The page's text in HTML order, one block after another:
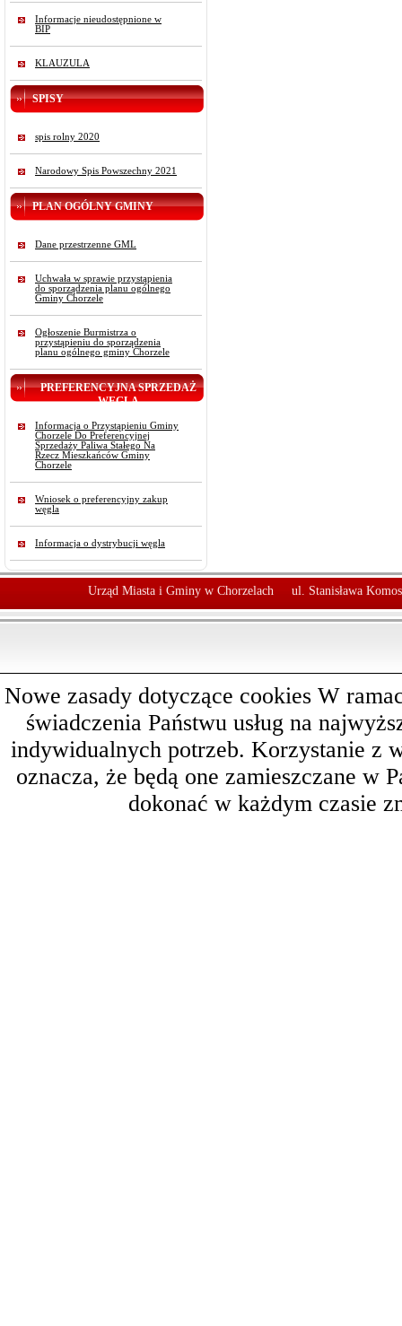
Informacje nieudostępnione w
BIP
KLAUZULA
SPISY
spis rolny 2020
Narodowy Spis Powszechny 2021
PLAN OGÓLNY GMINY
Dane przestrzenne GML
Uchwała w sprawie przystąpienia
do sporządzenia planu ogólnego
Gminy Chorzele
Ogłoszenie Burmistrza o
przystąpieniu do sporządzenia
planu ogólnego gminy Chorzele
PREFERENCYJNA SPRZEDAŻ
WĘGLA
Informacja o Przystąpieniu Gminy
Chorzele Do Preferencyjnej
Sprzedaży Paliwa Stałego Na
Rzecz Mieszkańców Gminy
Chorzele
Wniosek o preferencyjny zakup
węgla
Informacja o dystrybucji węgla
Urząd Miasta i Gminy w Chorzelach ul. Stanisława
Nowe zasady dotyczące cookies W
świadczenia Państwu usług na
indywidualnych potrzeb. Korzystanie z
oznacza, że będą one zamieszczane w
dokonać w każdym czasie